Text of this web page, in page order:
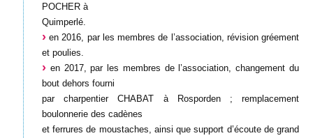
POCHER à
Quimperlé.
en 2016, par les membres de l’association, révision gréement
et poulies.
en 2017, par les membres de l’association, changement du
bout dehors fourni
par charpentier CHABAT à Rosporden ; remplacement
boulonnerie des cadènes
et ferrures de moustaches, ainsi que support d’écoute de grand